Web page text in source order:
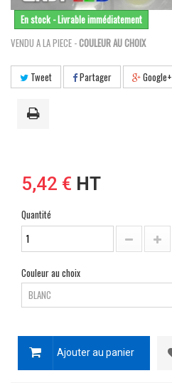
En stock - Livrable immédiatement
VENDU A LA PIECE -COULEUR AU CHOIX
Tweet Partager Google+
5,42 € HT
Quantité
Couleur au choix
Ajouter au panier